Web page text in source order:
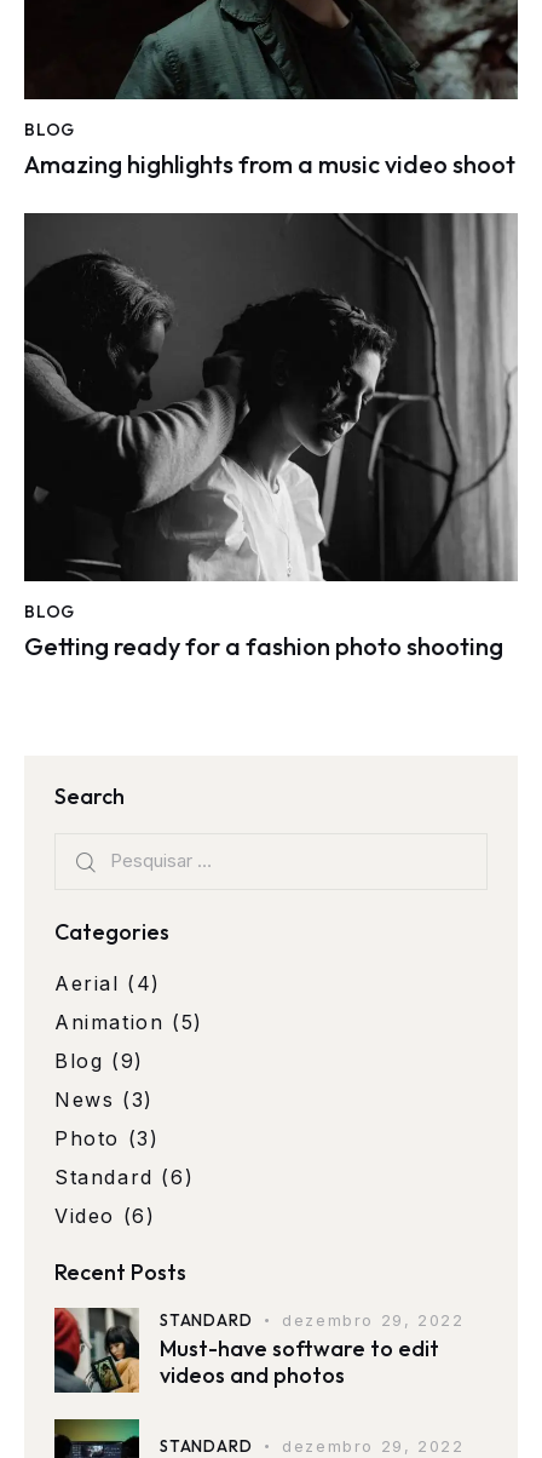
BLOG
Amazing highlights from a music video shoot
BLOG
Getting ready for a fashion photo shooting
Search
Categories
Aerial (4)
Animation (5)
Blog (9)
News (3)
Photo (3)
Standard (6)
Video (6)
Recent Posts
STANDARD dezembro 29, 2022
Must-have software to edit
videos and photos
STANDARD dezembro 29, 2022